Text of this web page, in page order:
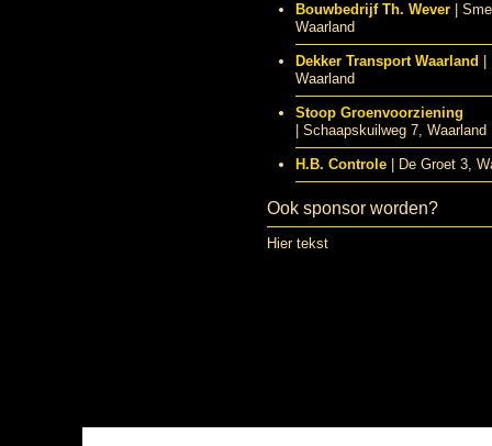
Bouwbedrijf Th. Wever |
Waarland
Dekker Transport Waarland
Waarland
Stoop Groenvoorziening
| Schaapskuilweg 7, Waarland
H.B. Controle | De Groet 3,
Ook sponsor worden?
Hier tekst